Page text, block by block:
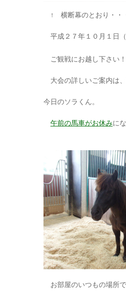
↑ 横断幕のとおり・・
平成２７年１０月１日
ご観戦にお越し下さい！
大会の詳しいご案内は
今日のソラくん。
午前の馬車がお休みに
お部屋のいつもの場所で